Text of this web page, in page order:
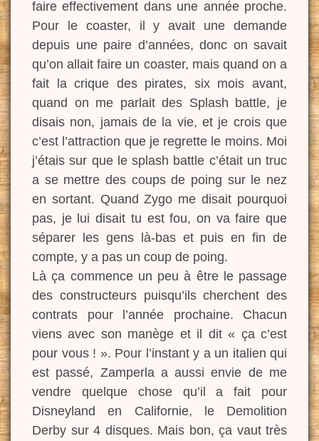
faire effectivement dans une année proche.
Pour le coaster, il y avait une demande
depuis une paire d’années, donc on savait
qu’on allait faire un coaster, mais quand on a
fait la crique des pirates, six mois avant,
quand on me parlait des Splash battle, je
disais non, jamais de la vie, et je crois que
c’est l’attraction que je regrette le moins. Moi
j’étais sur que le splash battle c’était un truc
a se mettre des coups de poing sur le nez
en sortant. Quand Zygo me disait pourquoi
pas, je lui disait tu est fou, on va faire que
séparer les gens là-bas et puis en fin de
compte, y a pas un coup de poing.
Là ça commence un peu à être le passage
des constructeurs puisqu’ils cherchent des
contrats pour l’année prochaine. Chacun
viens avec son manège et il dit « ça c’est
pour vous ! ». Pour l’instant y a un italien qui
est passé, Zamperla a aussi envie de me
vendre quelque chose qu’il a fait pour
Disneyland en Californie, le Demolition
Derby sur 4 disques. Mais bon, ça vaut très